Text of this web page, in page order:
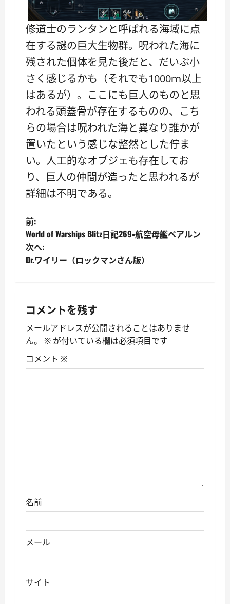
修道士のランタンと呼ばれる海域に点
在する謎の巨大生物群。呪われた海に
残された個体を見た後だと、だいぶ小
さく感じるかも（それでも1000ｍ以上
はあるが）。ここにも巨人のものと思
われる頭蓋骨が存在するものの、こち
らの場合は呪われた海と異なり誰かが
置いたという感じな整然とした佇ま
い。人工的なオブジェも存在してお
り、巨人の仲間が造ったと思われるが
詳細は不明である。
投
稿
ナ
ゲ
ー
シ
ョ
前:
World of Warships Blitz日記269・航空母艦ベアルン
次へ:
Dr.ワイリー（ロックマンさん版）
コメントを残す
メールアドレスが公開されることはありませ
ん。
※ が付いている欄は必須項目です
コメント ※
名前
メール
サイト